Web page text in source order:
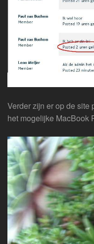
Verder zijn er op de
het mogelijke MacBook